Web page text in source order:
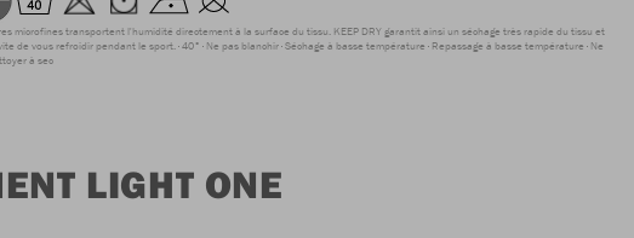
microfines transportent l'humidité directement à la surface du tissu. KEEP DRY garantit ainsi un séchage très rapide du tissu et
de vous refroidir pendant le sport. 40° Ne pas blanchir Séchage à basse température Repassage à basse température Ne
à sec
LIGHT ONE